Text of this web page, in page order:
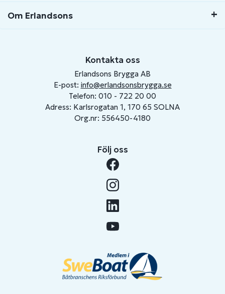
Om Erlandsons
Kontakta oss
Erlandsons Brygga AB
E-post: info@erlandsonsbrygga.se
Telefon: 010 - 722 20 00
Adress: Karlsrogatan 1, 170 65 SOLNA
Org.nr: 556450-4180
Följ oss